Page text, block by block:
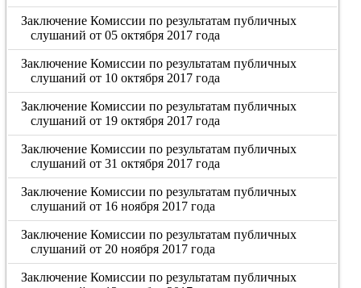
Заключение Комиссии по результатам публичных
слушаний от 05 октября 2017 года
Заключение Комиссии по результатам публичных
слушаний от 10 октября 2017 года
Заключение Комиссии по результатам публичных
слушаний от 19 октября 2017 года
Заключение Комиссии по результатам публичных
слушаний от 31 октября 2017 года
Заключение Комиссии по результатам публичных
слушаний от 16 ноября 2017 года
Заключение Комиссии по результатам публичных
слушаний от 20 ноября 2017 года
Заключение Комиссии по результатам публичных